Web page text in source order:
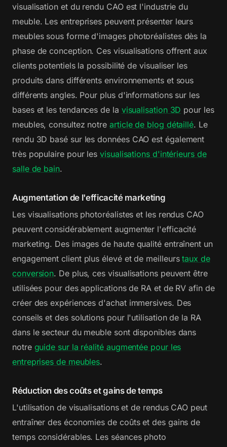
visualisation et du rendu CAO est l'industrie du
meuble. Les entreprises peuvent présenter leurs
meubles sous forme d'images photoréalistes dès la
phase de conception. Ces visualisations offrent aux
clients potentiels la possibilité de visualiser les
produits dans différents environnements et sous
différents angles. Pour plus d'informations sur les
bases et les tendances de la visualisation 3D pour les
meubles, consultez notre article de blog détaillé. Le
rendu 3D basé sur les données CAO est également
très populaire pour lesvisualisations d'intérieurs de
salle de bain.
Augmentation de l'efficacité marketing
Les visualisations photoréalistes et les rendus CAO
peuvent considérablement augmenter l'efficacité
marketing. Des images de haute qualité entraînent un
engagement client plus élevé et de meilleurstaux de
conversion. De plus, ces visualisations peuvent être
utilisées pour des applications de RA et de RV afin de
créer des expériences d'achat immersives. Des
conseils et des solutions pour l'utilisation de la RA
dans le secteur du meuble sont disponibles dans
notre guide sur la réalité augmentée pour les
entreprises de meubles.
Réduction des coûts et gains de temps
L'utilisation de visualisations et de rendus CAO peut
entraîner des économies de coûts et des gains de
temps considérables. Les séances photo